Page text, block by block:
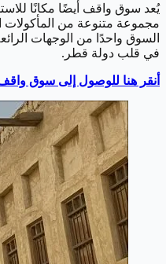
يُعد سوق واقف أيضًا مكانًا
مجموعة متنوعة من المأكولات
السوق واحدًا من الوجهات
في قلب دولة قطر.
أنقر هنا للوصول إلى سوق